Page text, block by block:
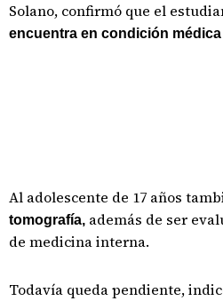
Solano, confirmó que el
encuentra en condición
Al adolescente de 17 años
tomografía, además de ser
de medicina interna.
Todavía queda pendiente,